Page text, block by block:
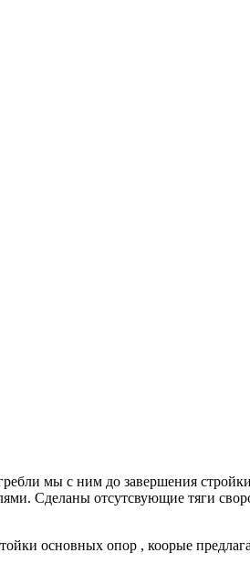
мы с ним до завершения
Сделаны отсутсвующие тяги
основных опор , коорые